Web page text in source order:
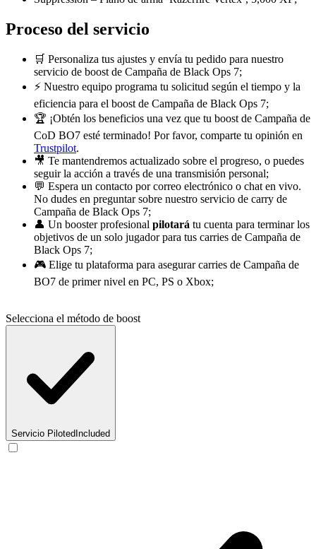
Proceso del servicio
🛒 Personaliza tus ajustes y envía tu pedido para nuestro
servicio de boost de Campaña de Black Ops 7;
⚡ Nuestro equipo programa tu solicitud según el tiempo y la
eficiencia para el boost de Campaña de Black Ops 7;
🏆 ¡Obtén los beneficios una vez que tu boost de Campaña de
CoD BO7 esté terminado! Por favor, comparte tu opinión en
Trustpilot.
🎥 Te mantendremos actualizado sobre el progreso, o puedes
seguir la acción a través de una transmisión personal;
💬 Espera un contacto por correo electrónico o chat en vivo.
No dudes en preguntar sobre nuestro servicio de carry de
Campaña de Black Ops 7;
👤 Un booster profesional pilotará tu cuenta para terminar los
objetivos de un solo jugador para tus carries de Campaña de
Black Ops 7;
🎮 Elige tu plataforma para asegurar carries de Campaña de
BO7 de primer nivel en PC, PS o Xbox;
Selecciona el método de boost
Servicio Piloted Included